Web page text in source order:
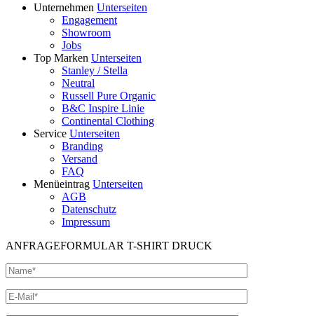
Unternehmen Unterseiten
Engagement
Showroom
Jobs
Top Marken Unterseiten
Stanley / Stella
Neutral
Russell Pure Organic
B&C Inspire Linie
Continental Clothing
Service Unterseiten
Branding
Versand
FAQ
Menüeintrag Unterseiten
AGB
Datenschutz
Impressum
ANFRAGEFORMULAR T-SHIRT DRUCK